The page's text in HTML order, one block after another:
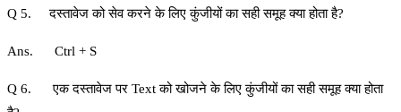
Q 5. दस्‍तावेज को सेव करने के लिए कुंजीयों का सही समूह क्‍या होता है?
Ans. Ctrl + S
Q 6. एक दस्‍तावेज पर Text को खोजने के लिए कुंजीयों का सही समूह क्‍या होता